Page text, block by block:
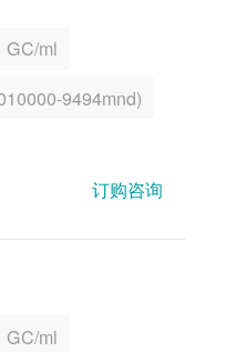
GC/ml
9494mnd)
订购咨询
GC/ml